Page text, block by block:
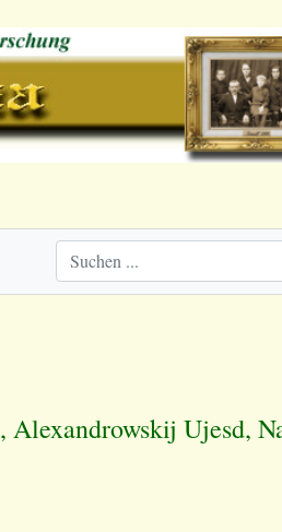
, Alexandrowskij Ujesd,